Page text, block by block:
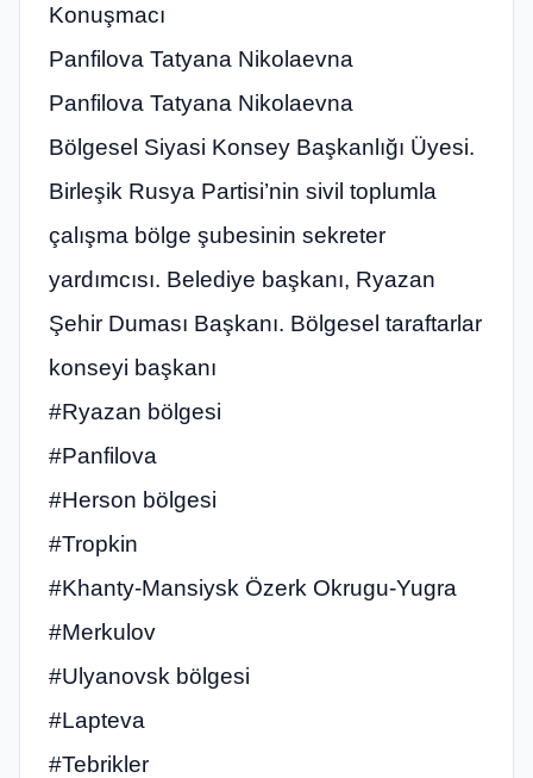
Konuşmacı
Panfilova Tatyana Nikolaevna
Panfilova Tatyana Nikolaevna
Bölgesel Siyasi Konsey Başkanlığı Üyesi.
Birleşik Rusya Partisi’nin sivil toplumla
çalışma bölge şubesinin sekreter
yardımcısı. Belediye başkanı, Ryazan
Şehir Duması Başkanı. Bölgesel taraftarlar
konseyi başkanı
#Ryazan bölgesi
#Panfilova
#Herson bölgesi
#Tropkin
#Khanty-Mansiysk Özerk Okrugu-Yugra
#Merkulov
#Ulyanovsk bölgesi
#Lapteva
#Tebrikler